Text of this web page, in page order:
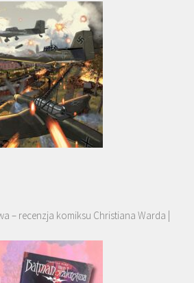
– recenzja komiksu Christiana Warda |